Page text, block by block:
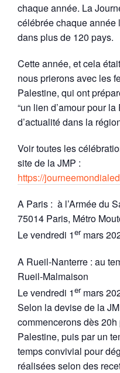
chaque année. La
célébrée chaque année
dans plus de 120 pays.
Cette année, et cela
nous prierons avec les
Palestine, qui ont
“un lien d’amour pour
d’actualité dans la
Voir toutes les
site de la JMP :
https://
A Paris : à l’Armée du
75014 Paris, Métro
Le vendredi 1ermars
A Rueil-Nanterre : au
Rueil-Malmaison
Le vendredi 1ermars
Selon la devise de la
commencerons dès
Palestine, puis par un
temps convivial pour
réalisées selon des